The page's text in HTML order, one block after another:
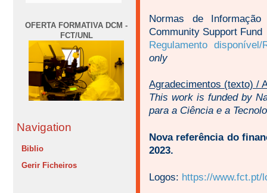
OFERTA FORMATIVA DCM -
FCT/UNL
Navigation
Biblio
Gerir Ficheiros
Normas de
Community Support Fund
Regulamento
only
Agradecimentos (texto) /
This work is funded by
para a Ciência e a
Nova referência do
2023.
Logos: https://www.fct.pt/